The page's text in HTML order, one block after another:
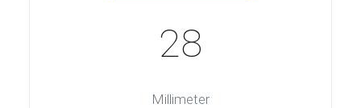
28
Millimeter